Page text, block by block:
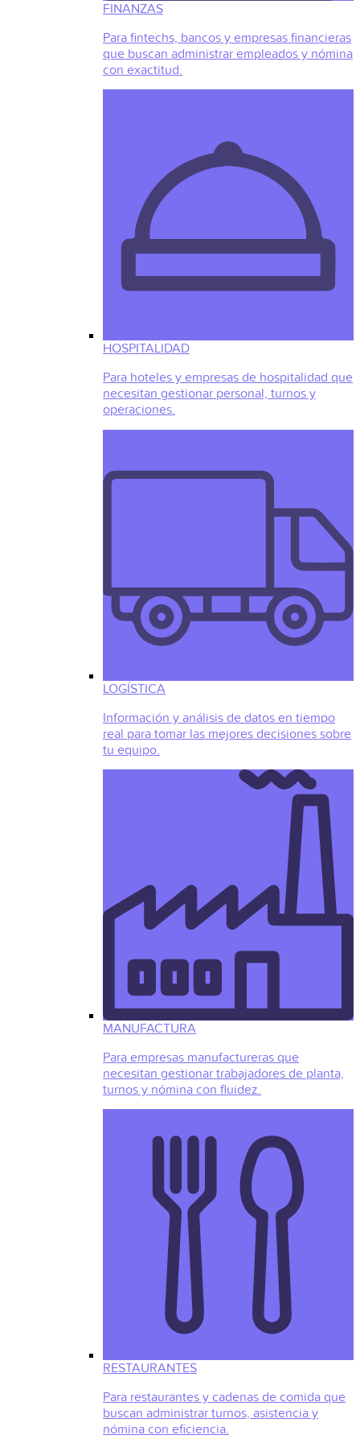
FINANZAS
Para fintechs, bancos y empresas financieras
que buscan administrar empleados y nómina
con exactitud.
HOSPITALIDAD
Para hoteles y empresas de hospitalidad que
necesitan gestionar personal, turnos y
operaciones.
LOGÍSTICA
Información y análisis de datos en tiempo
real para tomar las mejores decisiones sobre
tu equipo.
MANUFACTURA
Para empresas manufactureras que
necesitan gestionar trabajadores de planta,
turnos y nómina con fluidez.
RESTAURANTES
Para restaurantes y cadenas de comida que
buscan administrar turnos, asistencia y
nómina con eficiencia.